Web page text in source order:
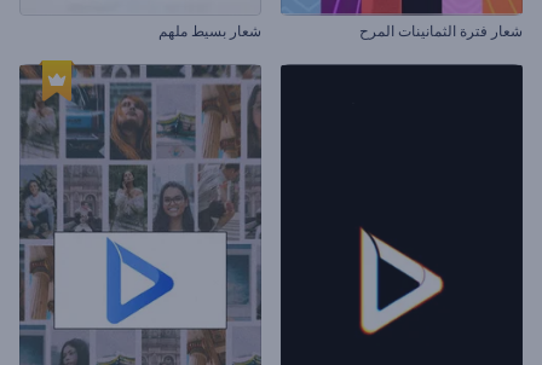
شعار فترة الثمانينات المرح شعار بسيط ملهم